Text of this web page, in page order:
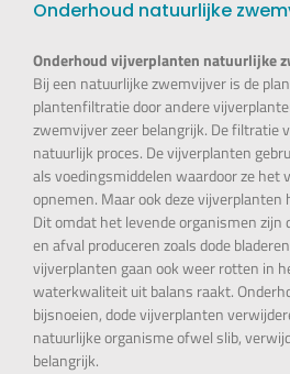
Onderhoud natuurlijke
Onderhoud vijverplanten natuurlijke
Bij een natuurlijke zwemvijver is de
plantenfiltratie door andere
zwemvijver zeer belangrijk. De filtratie
natuurlijk proces. De vijverplanten
als voedingsmiddelen waardoor ze het
opnemen. Maar ook deze vijverplanten
Dit omdat het levende organismen zijn
en afval produceren zoals dode
vijverplanten gaan ook weer rotten in
waterkwaliteit uit balans raakt.
bijsnoeien, dode vijverplanten
natuurlijke organisme ofwel slib,
belangrijk.